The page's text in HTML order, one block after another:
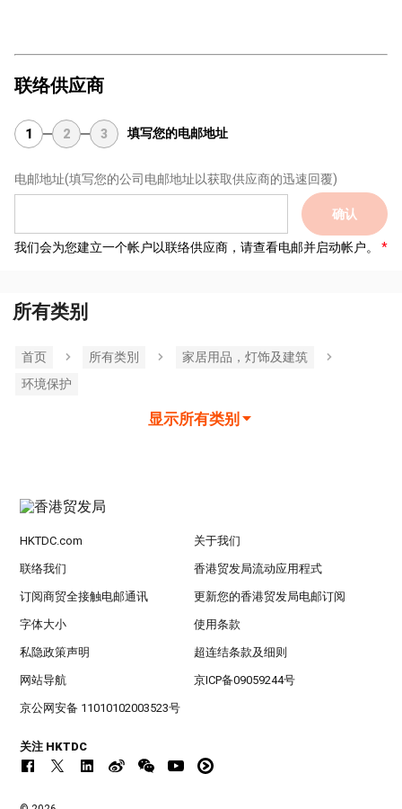
联络供应商
1 2 3 填写您的电邮地址
电邮地址(填写您的公司电邮地址以获取供应商的迅速回覆)
确认
我们会为您建立一个帐户以联络供应商，请查看电邮并启动帐户。
所有类别
首页 所有类別
家居用品，灯饰及建筑
环境保护
显示所有类别
HKTDC.com 关于我们
联络我们 香港贸发局流动应用程式
订阅商贸全接触电邮通讯 更新您的香港贸发局电邮订阅
字体大小 使用条款
私隐政策声明 超连结条款及细则
网站导航 京ICP备09059244号
京公网安备 11010102003523号
关注 HKTDC